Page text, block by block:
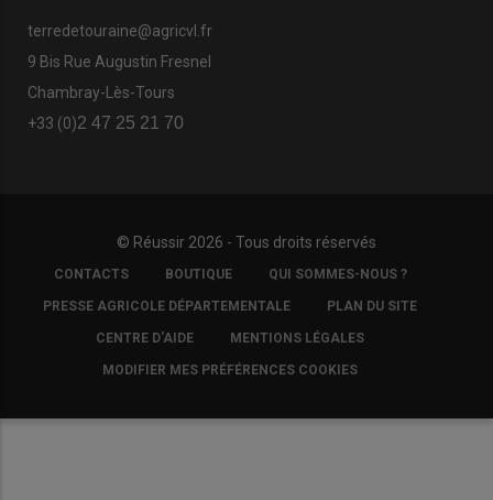
terredetouraine@agricvl.fr
9 Bis Rue Augustin Fresnel
Chambray-Lès-Tours
+33 (0)2 47 25 21 70
© Réussir 2026 - Tous droits réservés
FOOTER
COPYRIGHT
CONTACTS BOUTIQUE QUI SOMMES-NOUS ?
PRESSE AGRICOLE DÉPARTEMENTALE PLAN DU SITE
CENTRE D'AIDE MENTIONS LÉGALES
MODIFIER MES PRÉFÉRENCES COOKIES